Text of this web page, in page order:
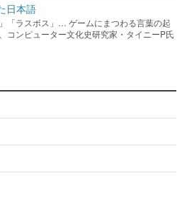
日本語
「ラスボス」… ゲームにまつわる言葉の起
コンピューター文化史研究家・タイニーP氏